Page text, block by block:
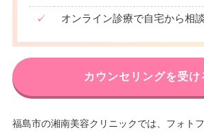
✓ オンライン診療で自宅から相
カウンセリングを受け
福島市の湘南美容クリニックでは、フォト